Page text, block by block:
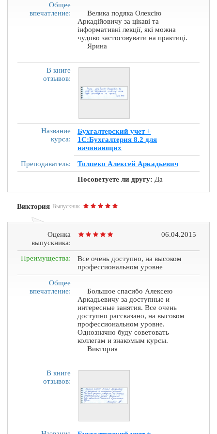
Общее
впечатление:
Велика подяка Олексію
Аркадійовичу за цікаві та
інформативні лекції, які можна
чудово застосовувати на практиці.
Ярина
В книге
отзывов:
Название
курса:
Бухгалтерский учет +
1С:Бухгалтерия 8.2 для
начинающих
Преподаватель:
Толпеко Алексей Аркадьевич
Посоветуете ли другу: Да
Виктория Выпускник
Оценка
выпускника:
06.04.2015
Преимущества:
Все очень доступно, на высоком
профессиональном уровне
Общее
впечатление:
Большое спасибо Алексею
Аркадьевичу за доступные и
интересные занятия. Все очень
доступно рассказано, на высоком
профессиональном уровне.
Однозначно буду советовать
коллегам и знакомым курсы.
Виктория
В книге
отзывов: